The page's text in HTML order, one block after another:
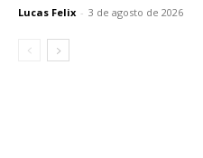
Lucas Felix - 3 de agosto de 2026